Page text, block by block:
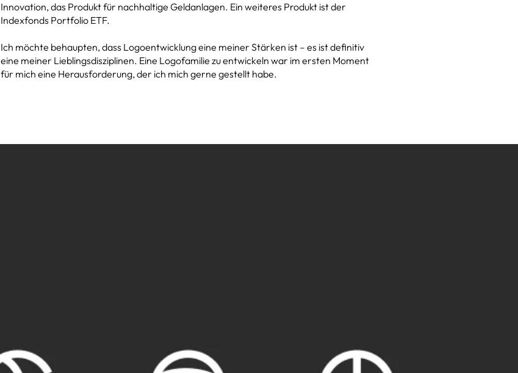
Innovation, das Produkt für nachhaltige Geldanlagen. Ein weiteres ­Produkt ist der
Indexfonds Portfolio ETF.
Ich möchte behaupten, dass Logoentwicklung eine meiner Stärken ist – es ist ­definitiv
eine meiner Lieblingsdisziplinen. Eine Logofamilie zu entwickeln war im ­ersten ­Moment
für mich eine Herausforderung, der ich mich gerne gestellt habe.